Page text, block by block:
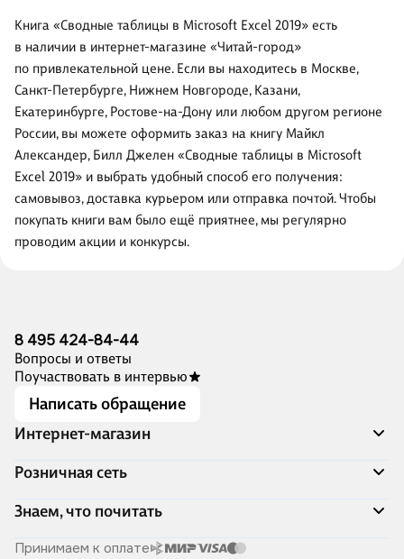
Книга «Сводные таблицы в Microsoft Excel 2019» есть
в наличии в интернет-магазине «Читай-город»
по привлекательной цене. Если вы находитесь в Москве,
Санкт-Петербурге, Нижнем Новгороде, Казани,
Екатеринбурге, Ростове-на-Дону или любом другом регионе
России, вы можете оформить заказ на книгу Майкл
Александер, Билл Джелен «Сводные таблицы в Microsoft
Excel 2019» и выбрать удобный способ его получения:
самовывоз, доставка курьером или отправка почтой. Чтобы
покупать книги вам было ещё приятнее, мы регулярно
проводим акции и конкурсы.
8 495 424-84-44
Вопросы и ответы
Поучаствовать в интервью
Написать обращение
Интернет-магазин
Акции
Доставка и оплата
Программа лояльности
Подарочные сертификаты
Розничная сеть
Адреса магазинов
Книжный Дозор
О компании
Знаем, что почитать
Скоро в продаже
Принимаем к оплате